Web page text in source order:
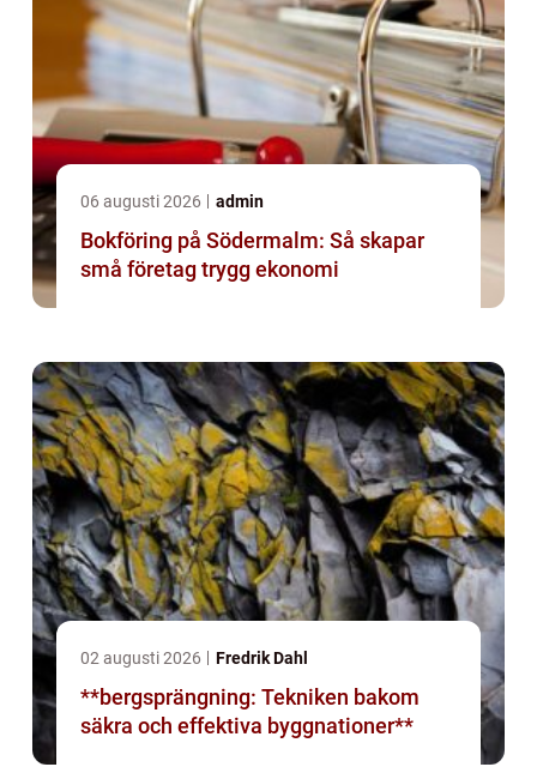
06 augusti 2026 admin
Bokföring på Södermalm: Så skapar
små företag trygg ekonomi
02 augusti 2026 Fredrik Dahl
**bergsprängning: Tekniken bakom
säkra och effektiva byggnationer**